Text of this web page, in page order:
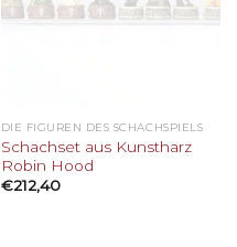
DIE FIGUREN DES SCHACHSPIELS
Schachset aus Kunstharz
Robin Hood
€212,40